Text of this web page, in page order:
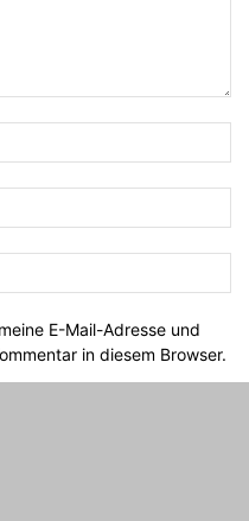
E-Mail-Adresse und
in diesem Browser.